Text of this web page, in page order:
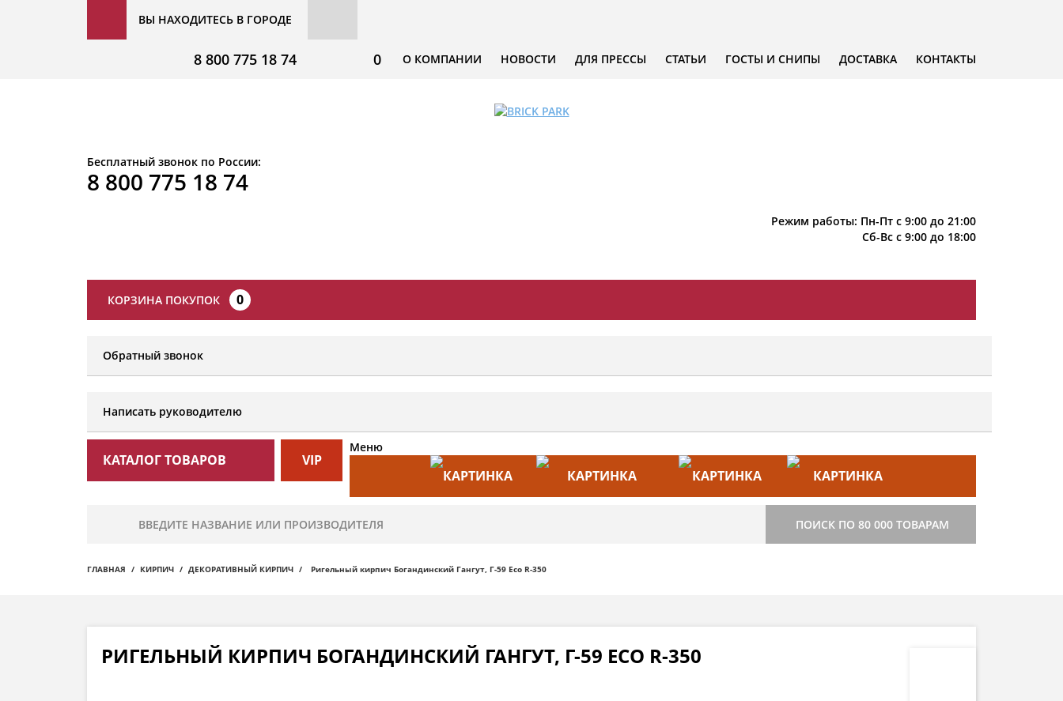
ВЫ НАХОДИТЕСЬ В ГОРОДЕ
О КОМПАНИИ НОВОСТИ ДЛЯ ПРЕССЫ СТАТЬИ ГОСТЫ И СНИПЫ ДОСТАВКА КОНТАКТЫ
0
8 800 775 18 74
Бесплатный звонок по России:
8 800 775 18 74
Режим работы: Пн-Пт с 9:00 до 21:00
Сб-Вс с 9:00 до 18:00
КОРЗИНА ПОКУПОК 0
Обратный звонок
Написать руководителю
КАТАЛОГ ТОВАРОВ VIP
Меню
СТРОИТЕЛЬСТВО
ПОИСК ПО 80 000 ТОВАРАМ
ГЛАВНАЯ КИРПИЧ ДЕКОРАТИВНЫЙ КИРПИЧ Ригельный кирпич Богандинский Гангут, Г-59 Eco R-350
РИГЕЛЬНЫЙ КИРПИЧ БОГАНДИНСКИЙ ГАНГУТ, Г-59 ECO R-350